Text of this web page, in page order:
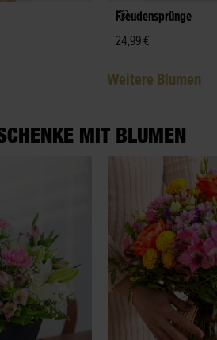
Freudensprünge
24,99 €
Weitere Blumen
MIT BLUMEN